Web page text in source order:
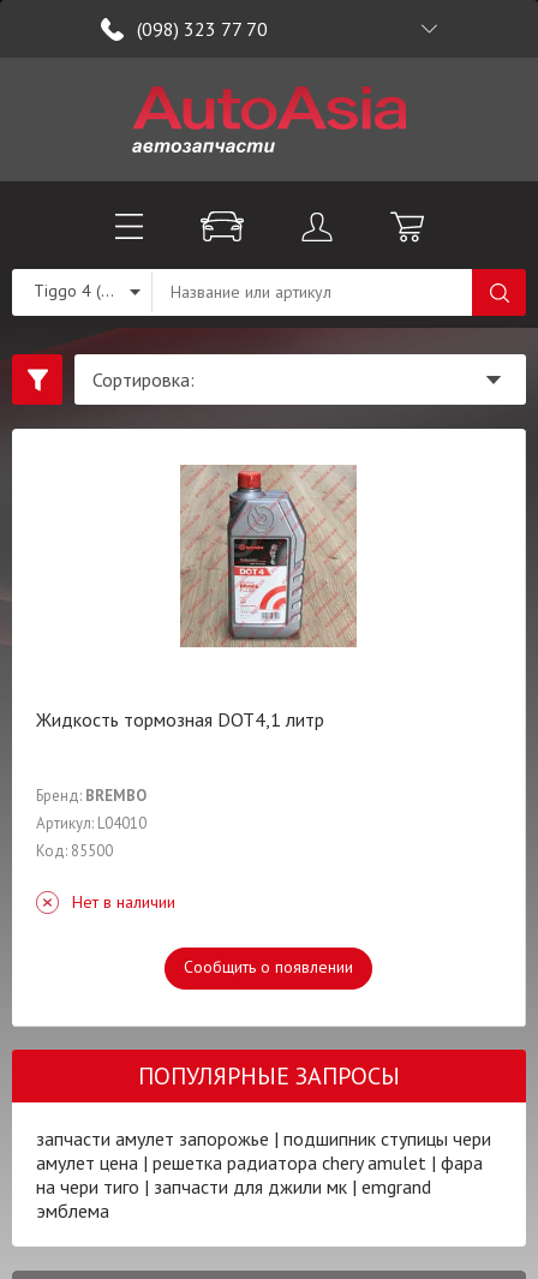
(098) 323 77 70
Tiggo 4 (T19)
Жидкость тормозная DOT4,1 литр
Бренд: BREMBO
Артикул: L04010
Код: 85500
Нет в наличии
Сообщить о появлении
ПОПУЛЯРНЫЕ ЗАПРОСЫ
запчасти амулет запорожье | подшипник ступицы чери
амулет цена | решетка радиатора chery amulet | фара
на чери тиго | запчасти для джили мк | emgrand
эмблема